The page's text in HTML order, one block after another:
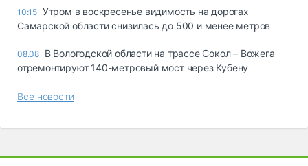
10:15 Утром в воскресенье видимость на дорогах
Самарской области снизилась до 500 и менее метров
08.08 В Вологодской области на трассе Сокол – Вожега
отремонтируют 140-метровый мост через Кубену
Все новости